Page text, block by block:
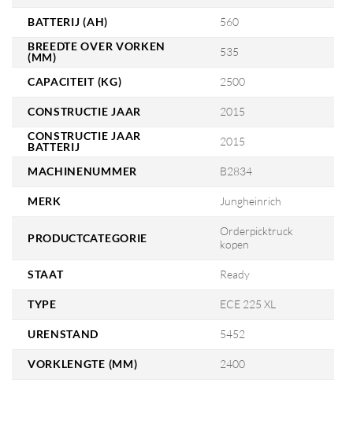
BATTERIJ (AH)
560
BREEDTE OVER VORKEN
(MM)
535
CAPACITEIT (KG) 2500
CONSTRUCTIE JAAR
2015
CONSTRUCTIE JAAR
BATTERIJ
2015
MACHINENUMMER B2834
MERK Jungheinrich
PRODUCTCATEGORIE
Orderpicktruck
kopen
STAAT Ready
TYPE ECE 225 XL
URENSTAND 5452
VORKLENGTE (MM) 2400